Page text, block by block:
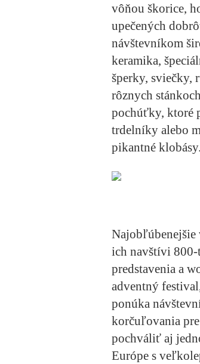
vôňou škorice,
upečených
návštevníkom
keramika,
šperky, sviečky,
rôznych
pochúťky, ktoré
trdelníky alebo
pikantné klobásy.
Najobľúbenejšie
ich navštívi 800-
predstavenia a
adventný
ponúka
korčuľovania
pochváliť aj
Európe s